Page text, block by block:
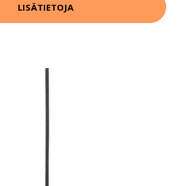
LISÄTIETOJA